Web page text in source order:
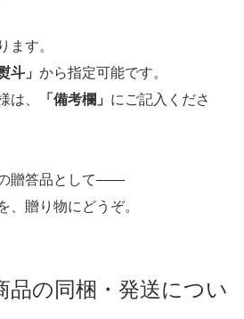
ます。
斗」 から指定可能です。
は、 「備考欄」 にご記入くださ
贈答品として――
、贈り物にどうぞ。
品の同梱・発送につい